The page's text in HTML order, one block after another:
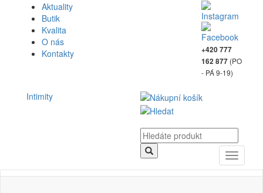
Aktuality
Butik
Kvalita
O nás
Kontakty
+420 777
162 877 (PO
- PÁ 9-19)
Intimity
Toggle